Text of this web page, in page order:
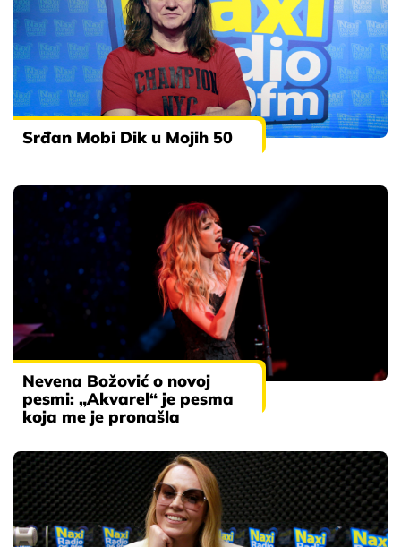
Srđan Mobi Dik u Mojih 50
Nevena Božović o novoj
pesmi: „Akvarel“ je pesma
koja me je pronašla